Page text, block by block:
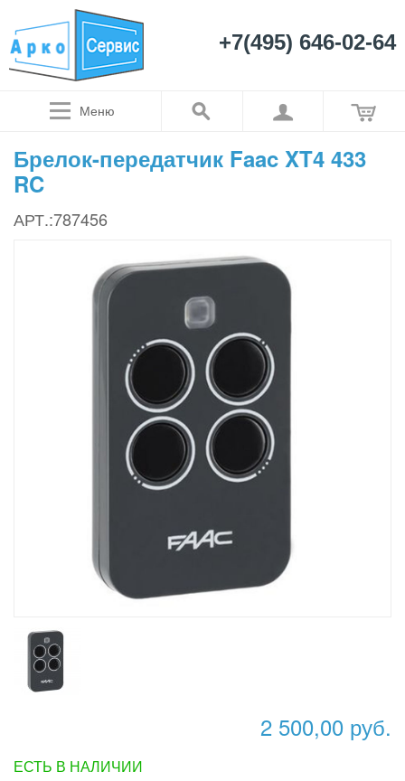
+7(495) 646-02-64
Меню
Брелок-передатчик Faac XT4 433
RC
АРТ.:787456
2 500,00 руб.
ЕСТЬ В НАЛИЧИИ